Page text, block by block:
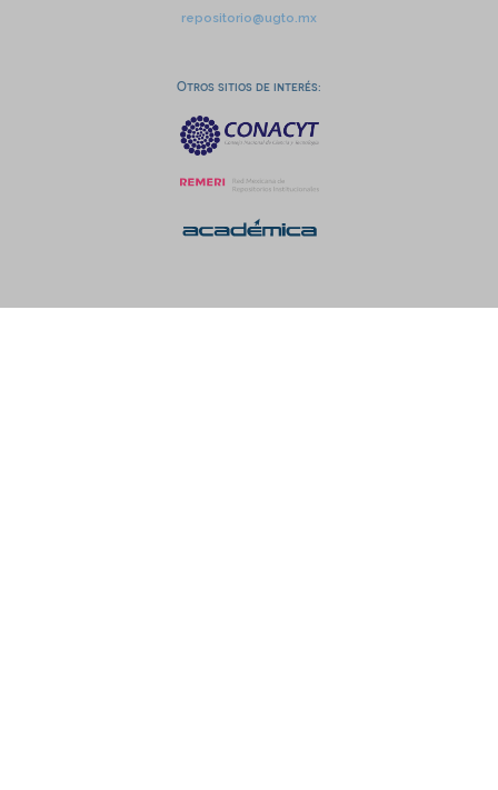
repositorio@ugto.mx
Otros sitios de interés: